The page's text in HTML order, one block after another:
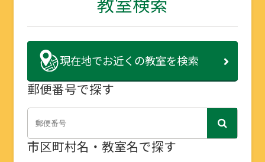
現在地でお近くの教室を検索
郵便番号で探す
市区町村名・教室名で探す